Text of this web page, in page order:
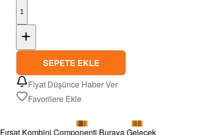
1
SEPETE EKLE
Fiyat Düşünce Haber Ver
Favorilere Ekle
Fırsat Kombini Componenti Buraya Gelecek